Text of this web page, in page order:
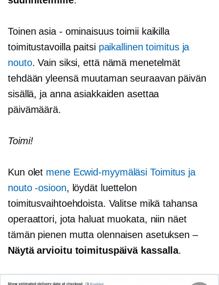
Toinen asia - ominaisuus toimii kaikilla
toimitustavoilla paitsi paikallinen toimitus ja
nouto. Vain siksi, että nämä menetelmät
tehdään yleensä muutaman seuraavan päivän
sisällä, ja anna asiakkaiden asettaa
päivämäärä.
Toimi!
Kun olet mene Ecwid-myymäläsi Toimitus ja
nouto -osioon, löydät luettelon
toimitusvaihtoehdoista. Valitse mikä tahansa
operaattori, jota haluat muokata, niin näet
tämän pienen mutta olennaisen asetuksen –
Näytä arvioitu toimituspäivä kassalla.